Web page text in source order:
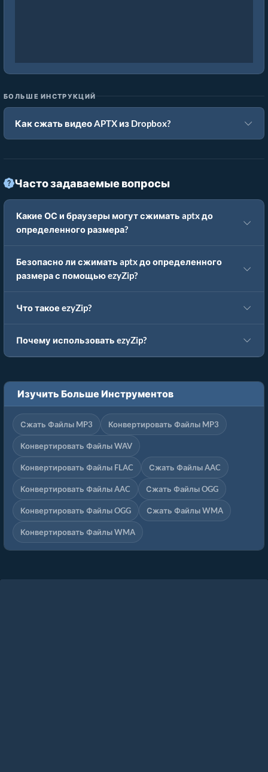
БОЛЬШЕ ИНСТРУКЦИЙ
Как сжать видео APTX из Dropbox?
Часто задаваемые вопросы
Какие ОС и браузеры могут сжимать aptx до
определенного размера?
Безопасно ли сжимать aptx до определенного
размера с помощью ezyZip?
Что такое ezyZip?
Почему использовать ezyZip?
Изучить Больше Инструментов
Сжать Файлы MP3 Конвертировать Файлы MP3
Конвертировать Файлы WAV
Конвертировать Файлы FLAC Сжать Файлы AAC
Конвертировать Файлы AAC Сжать Файлы OGG
Конвертировать Файлы OGG Сжать Файлы WMA
Конвертировать Файлы WMA